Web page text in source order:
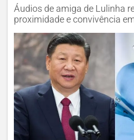
Áudios de amiga de Lulinha
proximidade e convivência